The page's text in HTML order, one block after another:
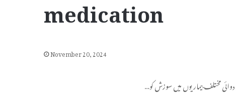
medication
November 20, 2024
دوائی مختلف بیماریوں میں سوزش کو…